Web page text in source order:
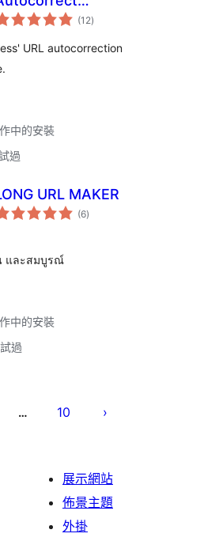
(12總
評)
URL autocorrection
中的安裝
過
URL MAKER
(6總
評)
และสมบูรณ์
中的安裝
過
… 10
展示網站
佈景主題
外掛